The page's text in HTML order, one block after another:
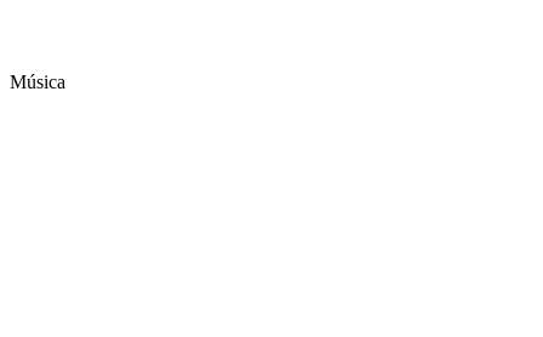
Música